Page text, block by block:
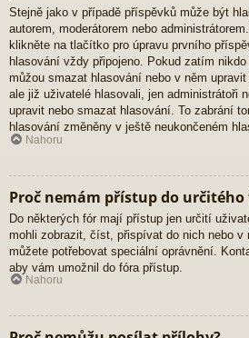
Stejně jako v případě příspěvků může být
autorem, moderátorem nebo
klikněte na tlačítko pro úpravu prvního
hlasování vždy připojeno. Pokud zatím
můžou smazat hlasování nebo v něm
ale již uživatelé hlasovali, jen administrátoři
upravit nebo smazat hlasování. To zabrání
hlasování změněny v ještě neukončeném
Nahoru
Proč nemám přístup do určitého
Do některých fór mají přístup jen určití
mohli zobrazit, číst, přispívat do nich nebo v
můžete potřebovat speciální oprávnění.
aby vám umožnil do fóra přístup.
Nahoru